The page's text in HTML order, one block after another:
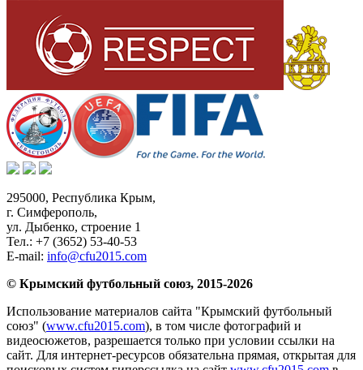
295000, Республика Крым,
г. Симферополь,
ул. Дыбенко, строение 1
Тел.: +7 (3652) 53-40-53
E-mail: info@cfu2015.com
© Крымский футбольный союз, 2015-2026
Использование материалов сайта "Крымский футбольный
союз" (www.cfu2015.com), в том числе фотографий и
видеосюжетов, разрешается только при условии ссылки на
сайт. Для интернет-ресурсов обязательна прямая, открытая для